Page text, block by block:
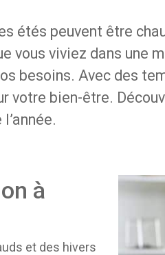
étés peuvent être
vous viviez dans une
besoins. Avec des
votre bien-être.
à
et des hivers